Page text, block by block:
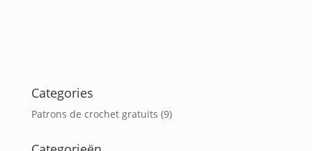
Categories
Patrons de crochet gratuits (9)